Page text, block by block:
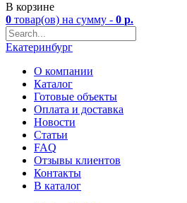
В корзине
0 товар(ов) на сумму - 0 р.
Екатеринбург
О компании
Каталог
Готовые объекты
Оплата и доставка
Новости
Статьи
FAQ
Отзывы клиентов
Контакты
В каталог